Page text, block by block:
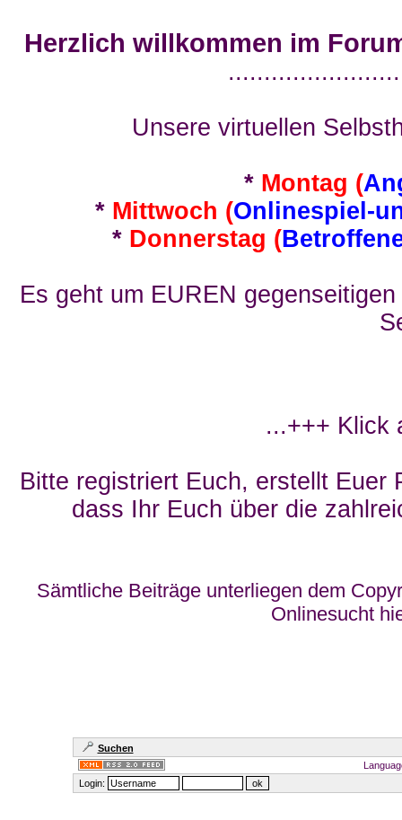
Herzlich willkommen im
Unsere virtuellen
* Montag (
* Mittwoch (Onlinespiel-
* Donnerstag (
Es geht um EUREN
...+++ Klick
Bitte registriert Euch, erstellt Euer
dass Ihr Euch über die
Sämtliche Beiträge unterliegen dem
Onlinesucht
Suchen
Login: